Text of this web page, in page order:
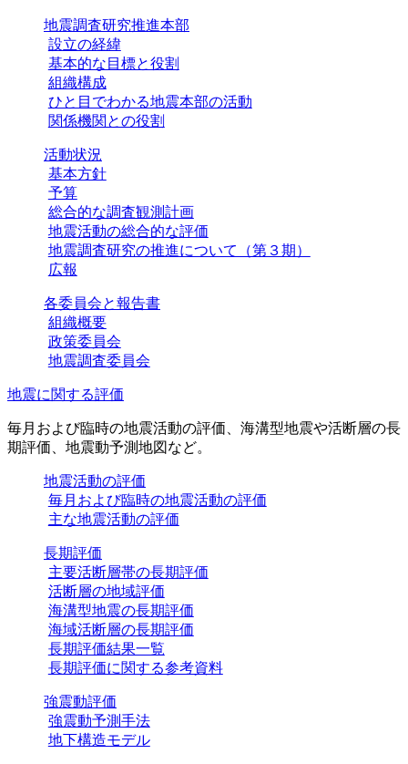
地震調査研究推進本部
設立の経緯
基本的な目標と役割
組織構成
ひと目でわかる地震本部の活動
関係機関との役割
活動状況
基本方針
予算
総合的な調査観測計画
地震活動の総合的な評価
地震調査研究の推進について（第３期）
広報
各委員会と報告書
組織概要
政策委員会
地震調査委員会
地震に関する評価
毎月および臨時の地震活動の評価、海溝型地震や活断層の長
期評価、地震動予測地図など。
地震活動の評価
毎月および臨時の地震活動の評価
主な地震活動の評価
長期評価
主要活断層帯の長期評価
活断層の地域評価
海溝型地震の長期評価
海域活断層の長期評価
長期評価結果一覧
長期評価に関する参考資料
強震動評価
強震動予測手法
地下構造モデル